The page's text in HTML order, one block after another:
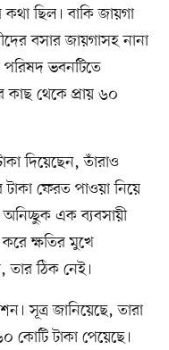
ছিল। বাকি জায়গা
বসার জায়গাসহ নানা
পরিষদ ভবনটিতে
কাছ থেকে প্রায় ৬০
দিয়েছেন, তাঁরাও
ফেরত পাওয়া নিয়ে
অনিচ্ছুক এক ব্যবসায়ী
ক্ষতির মুখে
তার ঠিক নেই।
সূত্র জানিয়েছে, তারা
কোটি টাকা পেয়েছে।